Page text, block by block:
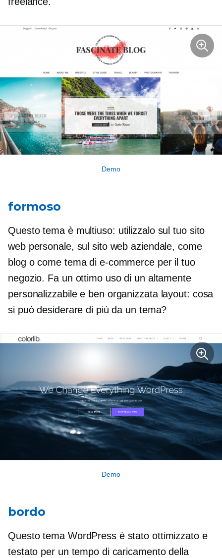
Demo
formoso
Questo tema è multiuso: utilizzalo sul tuo sito
web personale, sul sito web aziendale, come
blog o come tema di e-commerce per il tuo
negozio. Fa un ottimo uso di un altamente
personalizzabile e ben organizzatalayout: cosa
si può desiderare di più da un tema?
Demo
bordo
Questo tema WordPress è stato ottimizzato e
testato per un tempo di caricamento della